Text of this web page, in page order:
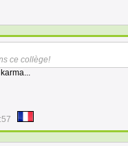
ce collège!